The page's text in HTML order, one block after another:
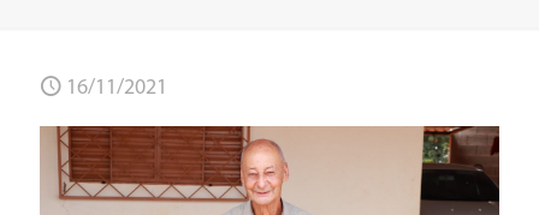
16/11/2021